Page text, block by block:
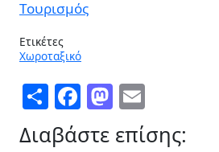
Τουρισμός
Ετικέτες
Χωροταξικό
ShareFacebook
Mastodon
Διαβάστε επίσης: